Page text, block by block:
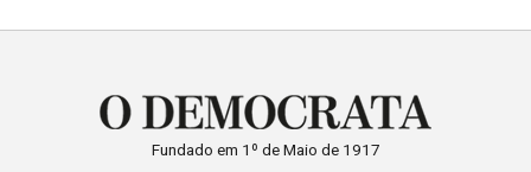
Fundado em 1º de Maio de 1917